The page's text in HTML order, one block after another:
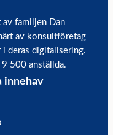
av familjen Dan
av konsultföretag
i deras digitalisering.
500 anställda.
innehav